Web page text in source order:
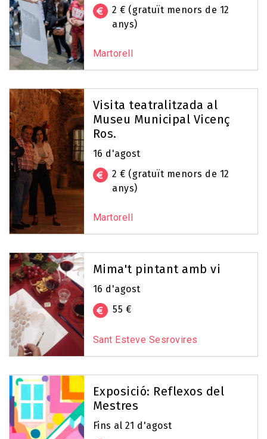
2 € (gratuït menors de 12
anys)
Martorell
Visita teatralitzada al
Museu Municipal Vicenç
Ros.
16 d'agost
2 € (gratuït menors de 12
anys)
Martorell
Mima't pintant amb vi
16 d'agost
55 €
Sant Esteve Sesrovires
Exposició: Reflexos del
Mestres
Fins al 21 d'agost